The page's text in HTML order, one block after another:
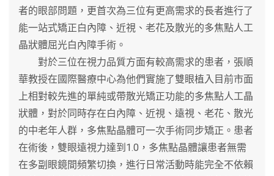
者的眼部問題，更首次為三位有更高需求的長者進行了
能一站式矯正白內障、近視、老花及散光的多焦點人工
晶狀體屈光白內障手術。
對於三位在視力品質方面有較高需求的患者，張順
華教授在國際醫療中心為他們實施了雙眼植入目前市面
上相對較先進的單純或帶散光矯正功能的多焦點人工晶
狀體，對於同時存在白內障、近視、遠視、老花、散光
的中老年人群，多焦點晶體可一次手術同步矯正。患者
在術後，雙眼遠視力達到1.0，多焦點晶體讓患者無需
在多副眼鏡間頻繁切換，進行日常活動時能完全不依賴